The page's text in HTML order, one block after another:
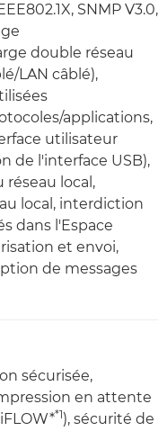
SNMP V3.0,
double réseau
LAN câblé),
applications,
utilisateur
de l'interface USB),
réseau local,
local, interdiction
dans l'Espace
et envoi,
de messages
sécurisée,
en attente
*1), sécurité de